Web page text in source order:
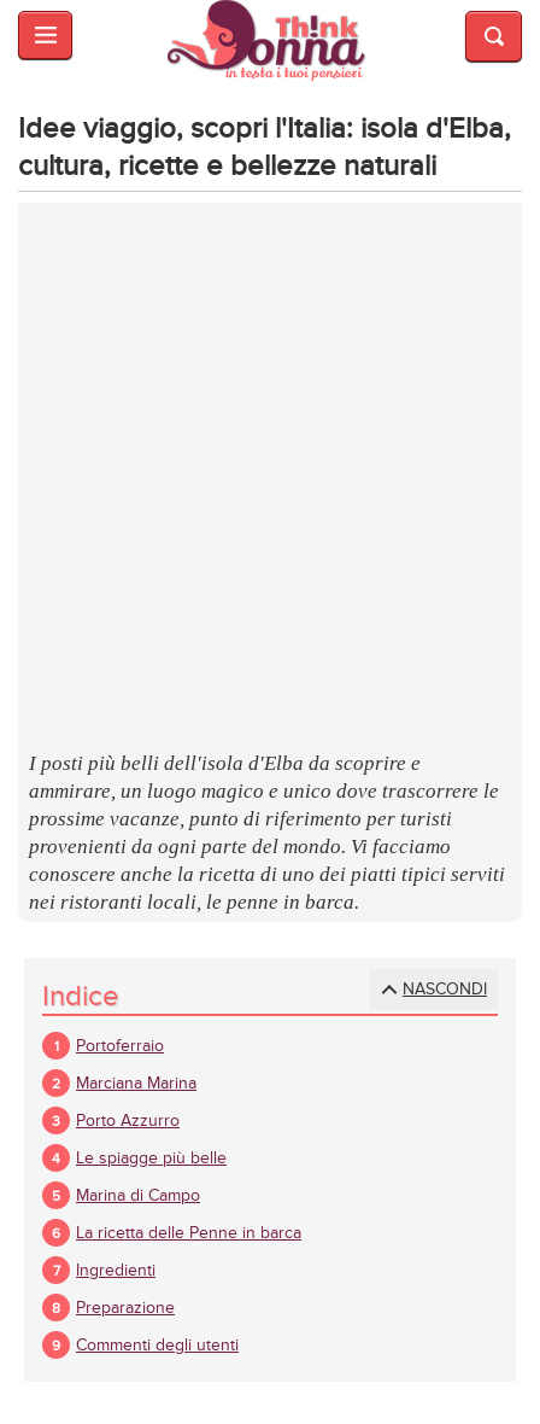
HOME
E
BELLEZZA
MODA
Idee viaggio, scopri l'Italia: isola d'Elba,
cultura, ricette e bellezze naturali
I posti più belli dell'isola d'Elba da scoprire e
ammirare, un luogo magico e unico dove trascorrere le
prossime vacanze, punto di riferimento per turisti
provenienti da ogni parte del mondo. Vi facciamo
conoscere anche la ricetta di uno dei piatti tipici serviti
nei ristoranti locali, le penne in barca.
NASCONDI
Indice
Portoferraio
Marciana Marina
Porto Azzurro
Le spiagge più belle
Marina di Campo
La ricetta delle Penne in barca
Ingredienti
Preparazione
Commenti degli utenti